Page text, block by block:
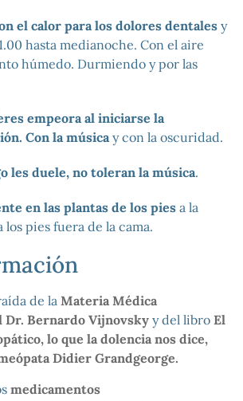
el calor para los dolores dentales y
hasta medianoche. Con el aire
húmedo. Durmiendo y por las
empeora al iniciarse la
Con la músicay con la oscuridad.
les duele, no toleran la música.
en las plantas de los pies a la
los pies fuera de la cama.
de la Materia Médica
Dr. Bernardo Vijnovsky y del libro El
lo que la dolencia nos dice,
Didier Grandgeorge.
medicamentos